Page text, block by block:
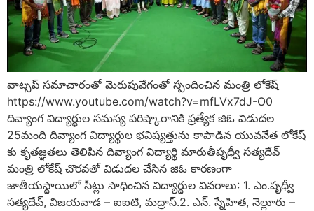
వాట్సప్ సమాచారంతో మెరుపువేగంతో స్పందించిన మంత్రి లోకేష్
https://www.youtube.com/watch?v=mfLVx7dJ-O0
దివ్యాంగ విద్యార్థుల సమస్య పరిష్కారానికి ప్రత్యేక జిఓ విడుదల
25మంది దివ్యాంగ విద్యార్థుల భవిష్యత్తును కాపాడిన యువనేత లోకేష్
కు కృతజ్ఞతలు తెలిపిన దివ్యాంగ విద్యార్థి మారుతీపృధ్వీ సత్యదేవ్
మంత్రి లోకేష్ చొరవతో విడుదల చేసిన జిఓ కారణంగా
జాతీయస్థాయిలో సీట్లు సాధించిన విద్యార్థుల వివరాలు: 1. ఎం.పృధ్వీ
సత్యదేవ్, విజయవాడ – ఐఐటి, మద్రాస్.2. ఎన్. స్నేహిత, నెల్లూరు –